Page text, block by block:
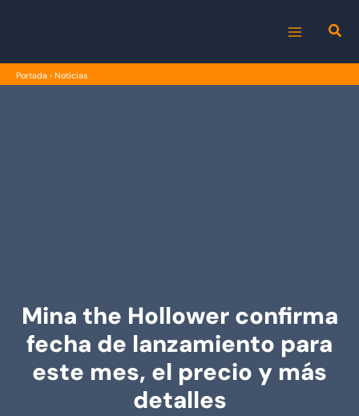
MENU
Portada › Noticias
Mina the Hollower confirma
fecha de lanzamiento para
este mes, el precio y más
detalles